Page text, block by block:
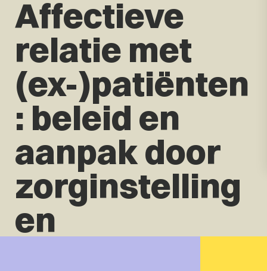
Affectieve
relatie met
(ex-)patiënten
: beleid en
aanpak door
zorginstelling
en